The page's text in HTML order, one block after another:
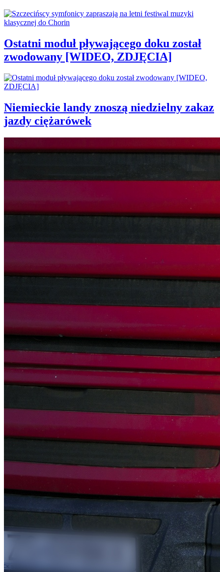
Ostatni moduł pływającego doku został
zwodowany [WIDEO, ZDJĘCIA]
Niemieckie landy znoszą niedzielny zakaz
jazdy ciężarówek